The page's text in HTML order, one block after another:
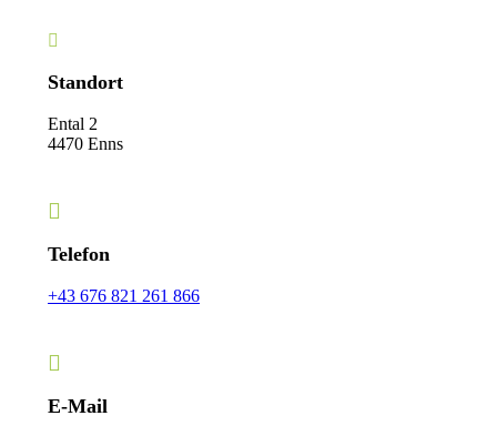
Standort
Ental 2
4470 Enns
Telefon
+43 676 821 261 866
E-Mail